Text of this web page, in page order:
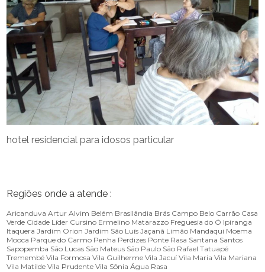
hotel residencial para idosos particular
Regiões onde a atende :
Aricanduva Artur Alvim Belém Brasilândia Brás Campo Belo Carrão Casa
Verde Cidade Líder Cursino Ermelino Matarazzo Freguesia do Ó Ipiranga
Itaquera Jardim Orion Jardim São Luís Jaçanã Limão Mandaqui Moema
Mooca Parque do Carmo Penha Perdizes Ponte Rasa Santana Santos
Sapopemba São Lucas São Mateus São Paulo São Rafael Tatuapé
Tremembé Vila Formosa Vila Guilherme Vila Jacuí Vila Maria Vila Mariana
Vila Matilde Vila Prudente Vila Sônia Água Rasa